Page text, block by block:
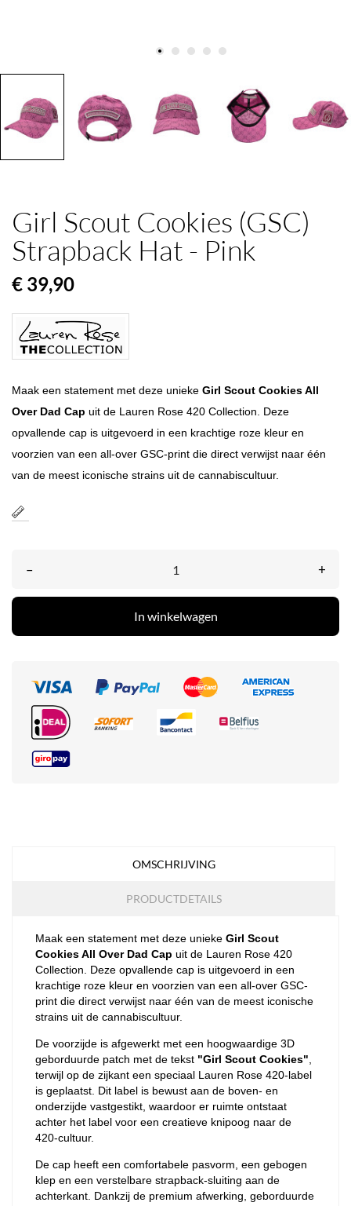
Girl Scout Cookies (GSC)
Strapback Hat - Pink
€ 39,90
Maak een statement met deze unieke Girl Scout Cookies All
Over Dad Cap uit de Lauren Rose 420 Collection. Deze
opvallende cap is uitgevoerd in een krachtige roze kleur en
voorzien van een all-over GSC-print die direct verwijst naar één
van de meest iconische strains uit de cannabiscultuur.
– +
In winkelwagen
OMSCHRIJVING
PRODUCTDETAILS
Maak een statement met deze unieke Girl Scout
Cookies All Over Dad Cap uit de Lauren Rose 420
Collection. Deze opvallende cap is uitgevoerd in een
krachtige roze kleur en voorzien van een all-over GSC-
print die direct verwijst naar één van de meest iconische
strains uit de cannabiscultuur.
De voorzijde is afgewerkt met een hoogwaardige 3D
geborduurde patch met de tekst "Girl Scout Cookies"
terwijl op de zijkant een speciaal Lauren Rose 420-label
is geplaatst. Dit label is bewust aan de boven- en
onderzijde vastgestikt, waardoor er ruimte ontstaat
achter het label voor een creatieve knipoog naar de
420-cultuur.
De cap heeft een comfortabele pasvorm, een gebogen
klep en een verstelbare strapback-sluiting aan de
achterkant. Dankzij de premium afwerking, geborduurde